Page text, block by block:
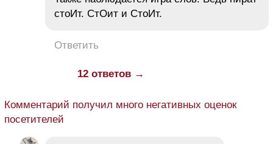
стоИт. СтОит и СтоИт.
Ответить
12 ответов →
Комментарий получил много негативных оценок
посетителей